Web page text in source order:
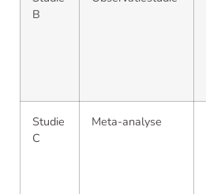
B
Studie
C
Meta-analyse